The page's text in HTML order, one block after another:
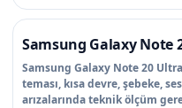
Samsung Galaxy Note
Samsung Galaxy Note 20
teması, kısa devre, şebeke,
arızalarında teknik ölçüm